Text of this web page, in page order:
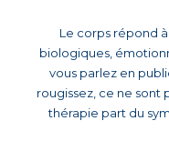
Le corps répond
biologiques,
vous parlez en
rougissez, ce ne sont
thérapie part du